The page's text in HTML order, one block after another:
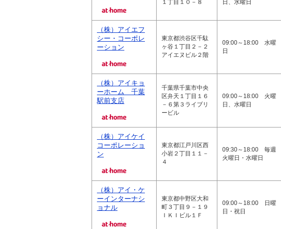
１丁目１０－８
日、水曜日
（株）アイエフ
シー・コーポレ
ーション
東京都渋谷区千駄
ヶ谷１丁目２－２
アイエヌビル２階
09:00～18:00 水曜
日
（株）アイキョ
ーホーム 千葉
駅前支店
千葉県千葉市中央
区弁天１丁目１６
－６第３ライブリ
ービル
09:00～18:00 火曜
日、水曜日
（株）アイケイ
コーポレーショ
ン
東京都江戸川区西
小岩２丁目１１－
４
09:30～18:00 毎週
火曜日・水曜日
（株）アイ・ケ
ーインターナシ
ョナル
東京都中野区大和
町３丁目９－１９
ＩＫＩビル１Ｆ
09:00～18:00 日曜
日・祝日